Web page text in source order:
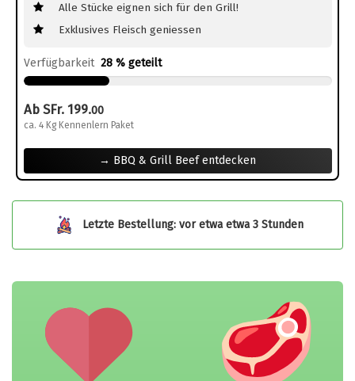
Alle Stücke eignen sich für den Grill!
Exklusives Fleisch geniessen
Verfügbarkeit 28 % geteilt
Ab SFr. 199.00
ca. 4 Kg Kennenlern Paket
→ BBQ & Grill Beef entdecken
Letzte Bestellung: vor etwa etwa 3 Stunden